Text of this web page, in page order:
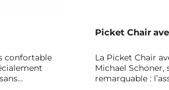
confortable
Picket Chair
La Picket Chair
Michael
remarquable :